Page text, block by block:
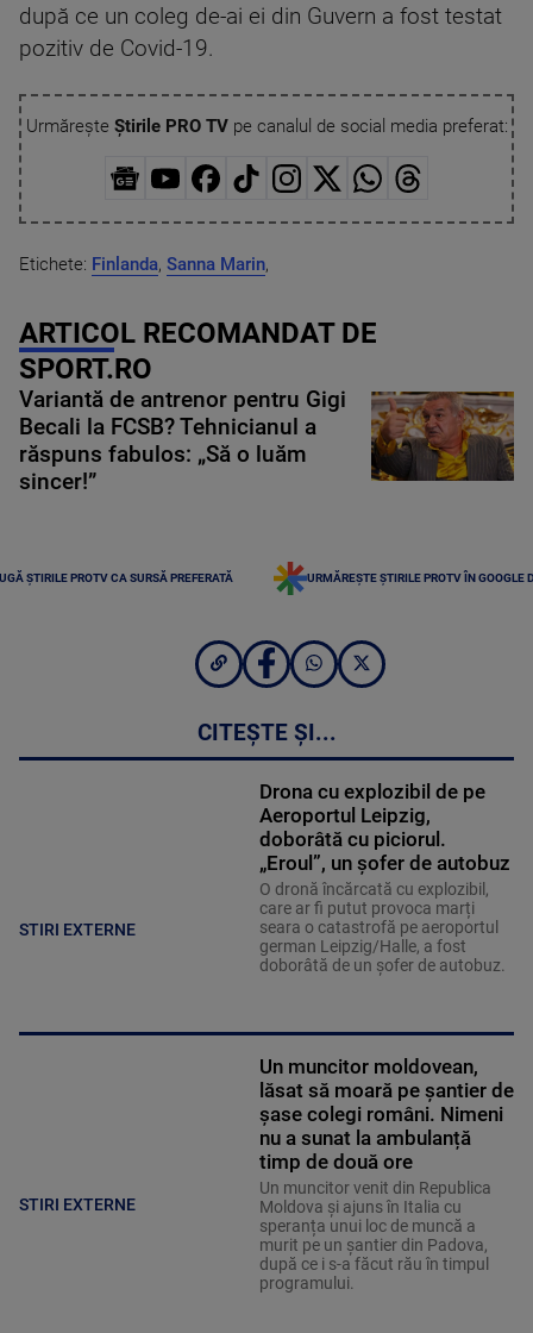
după ce un coleg de-ai ei din Guvern a fost testat
pozitiv de Covid-19.
Urmărește Știrile PRO TVpe canalul de social media preferat:
Etichete: Finlanda, Sanna Marin,
ARTICOL RECOMANDAT DE
SPORT.RO
Variantă de antrenor pentru Gigi
Becali la FCSB? Tehnicianul a
răspuns fabulos: „Să o luăm
sincer!”
ȘTIRILE PROTV CA SURSĂ PREFERATĂ URMĂREȘTE ȘTIRILE PROTV ÎN GOOGLE
CITEȘTE ȘI...
STIRI EXTERNE
Drona cu explozibil de pe
Aeroportul Leipzig,
doborâtă cu piciorul.
„Eroul”, un șofer de autobuz
O dronă încărcată cu explozibil,
care ar fi putut provoca marți
seara o catastrofă pe aeroportul
german Leipzig/Halle, a fost
doborâtă de un șofer de autobuz.
STIRI EXTERNE
Un muncitor moldovean,
lăsat să moară pe șantier de
șase colegi români. Nimeni
nu a sunat la ambulanță
timp de două ore
Un muncitor venit din Republica
Moldova și ajuns în Italia cu
speranța unui loc de muncă a
murit pe un șantier din Padova,
după ce i s-a făcut rău în timpul
programului.